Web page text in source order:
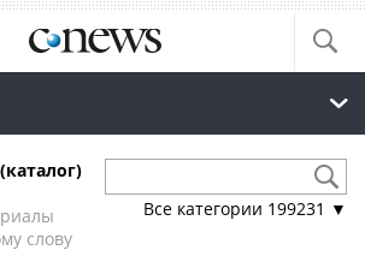
слову
Все категории 199231 ▼